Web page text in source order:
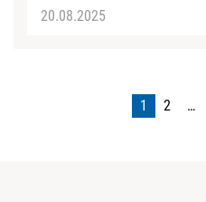
20.08.2025
1 2 …